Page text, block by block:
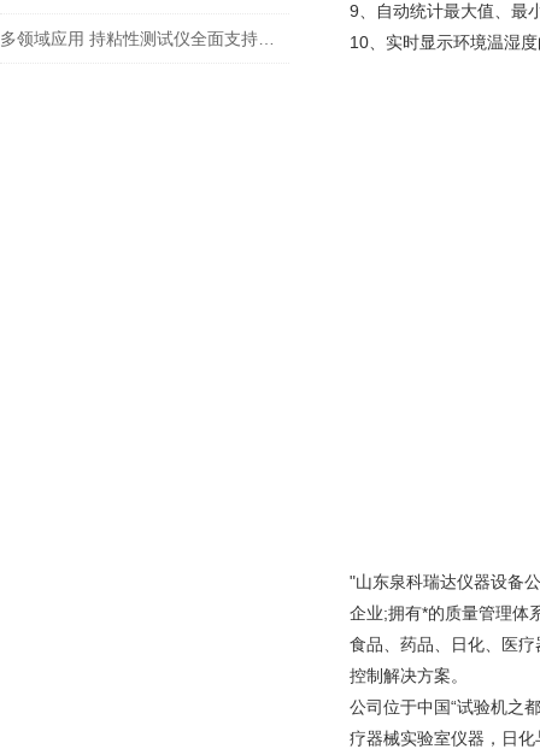
9、自动统计最大值、最
10、实时显示环境温湿
"山东泉科瑞达仪器设备
企业;拥有*的质量管理体
食品、药品、日化、医
控制解决方案。
公司位于中国“试验机之
疗器械实验室仪器，日